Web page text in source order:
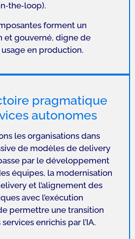
forment un
et gouverné, digne de
en production.
pragmatique
autonomes
les organisations dans
de modèles de delivery
par le développement
équipes, la modernisation
et l’alignement des
avec l’exécution
permettre une transition
enrichis par l’IA.